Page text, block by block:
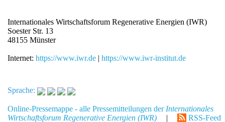
Internationales Wirtschaftsforum Regenerative Energien (IWR)
Soester Str. 13
48155 Münster
Internet: https://www.iwr.de | https://www.iwr-institut.de
Sprache:
Online-Pressemappe - alle Pressemitteilungen der Internationales
Wirtschaftsforum Regenerative Energien (IWR)
|
RSS-Feed